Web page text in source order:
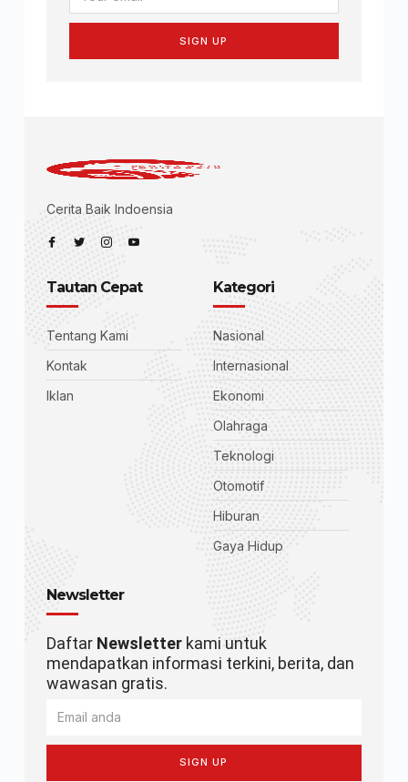
SIGN UP
Cerita Baik Indoensia
Tautan Cepat
Tentang Kami
Kontak
Iklan
Kategori
Nasional
Internasional
Ekonomi
Olahraga
Teknologi
Otomotif
Hiburan
Gaya Hidup
Newsletter
Daftar Newsletterkami untuk
mendapatkan informasi terkini, berita, dan
wawasan gratis.
SIGN UP